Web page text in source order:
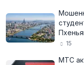
15
МТС